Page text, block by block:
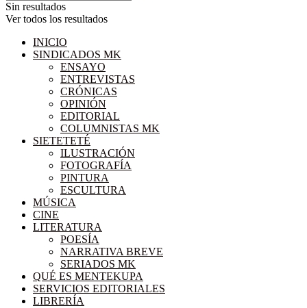
Sin resultados
Ver todos los resultados
INICIO
SINDICADOS MK
ENSAYO
ENTREVISTAS
CRÓNICAS
OPINIÓN
EDITORIAL
COLUMNISTAS MK
SIETETETÉ
ILUSTRACIÓN
FOTOGRAFÍA
PINTURA
ESCULTURA
MÚSICA
CINE
LITERATURA
POESÍA
NARRATIVA BREVE
SERIADOS MK
QUÉ ES MENTEKUPA
SERVICIOS EDITORIALES
LIBRERÍA